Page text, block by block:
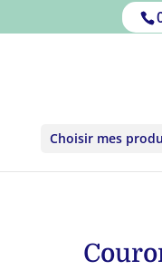
Choisir mes